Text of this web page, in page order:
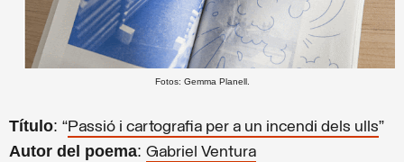
Fotos: Gemma Planell.
Título: “Passió i cartografia per a un incendi dels ulls”
Autor del poema: Gabriel Ventura